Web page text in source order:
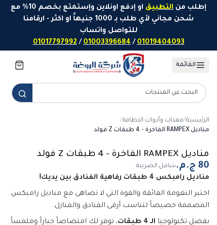
تخطَّ إلى المحتوى
إطلب من التطبيق
او إدفع اونلاين وإستمتع بخصم 10% مع
شحن مجاني لأي طلب بـ 1000 جنيهاً او اكثر - ارقامنا
للتواصل واتساب
01019404093
/
01003396684
/
01017797992
القائمة
الرئيسية/معدات وأدوات النظافة/
مناديل RAMPEX الفاخرة - 4 طبقات Z فولد
مناديل RAMPEX الفاخرة - 4 طبقات Z فولد
شامل الضريبة
مناديل رامبكس 4 طبقات رفاهية الفنادق بين يديك!
اختبر النعومة الفائقة والقوة التي لا تضاهى مع مناديل رامبكس
المصممة خصيصاً لتناسب أرقى الفنادق والمنازل.
بفضل تكنولوجيا الـ 4 طبقات
، توفر لك امتصاصاً جباراً وملمساً